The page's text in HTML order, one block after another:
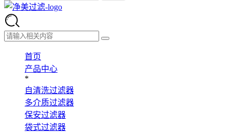
首页
产品中心
*
自清洗过滤器
多介质过滤器
保安过滤器
袋式过滤器